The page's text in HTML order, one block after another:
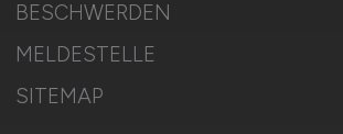
BESCHWERDEN
MELDESTELLE
SITEMAP